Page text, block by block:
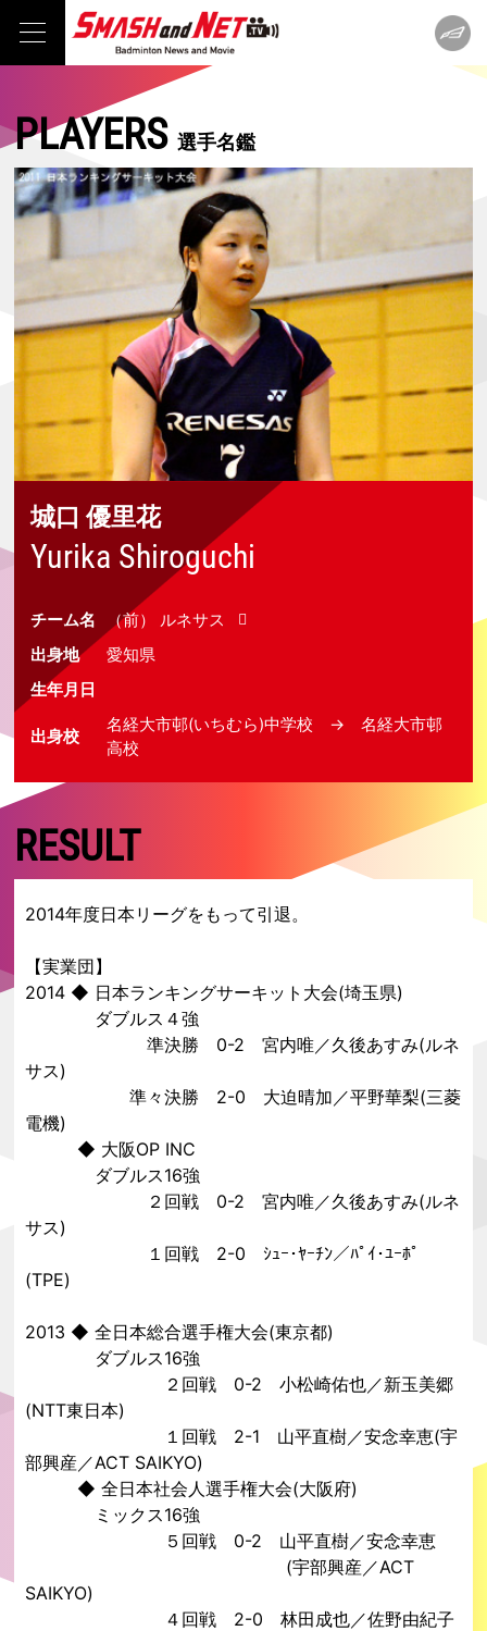
PLAYERS選手名鑑
城口 優里花
Yurika Shiroguchi
チーム名
（前） ルネサス
出身地
愛知県
生年月日
出身校
名経大市邨(いちむら)中学校 → 名経大市邨
高校
RESULT
2014年度日本リーグをもって引退。
【実業団】
2014 ◆ 日本ランキングサーキット大会(埼玉県)
ダブルス４強
準決勝 0-2宮内唯／久後あすみ(ルネ
サス)
準々決勝 2-0 大迫晴加／平野華梨(三菱
電機)
◆ 大阪OP INC
ダブルス16強
２回戦 0-2宮内唯／久後あすみ(ルネ
サス)
１回戦 2-0 ｼｭｰ･ﾔｰﾁﾝ／ﾊﾟｲ･ﾕｰﾎﾟ
(TPE)
2013 ◆ 全日本総合選手権大会(東京都)
ダブルス16強
２回戦 0-2小松崎佑也／新玉美郷
(NTT東日本)
１回戦 2-1 山平直樹／安念幸恵(宇
部興産／ACT SAIKYO)
◆ 全日本社会人選手権大会(大阪府)
ミックス16強
５回戦 0-2 山平直樹／安念幸恵
(宇部興産／ACT
SAIKYO)
４回戦 2-0 林田成也／佐野由紀子